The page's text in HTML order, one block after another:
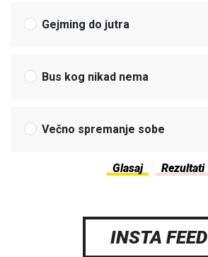
Gejming do jutra
Bus kog nikad nema
Večno spremanje sobe
INSTA FEED